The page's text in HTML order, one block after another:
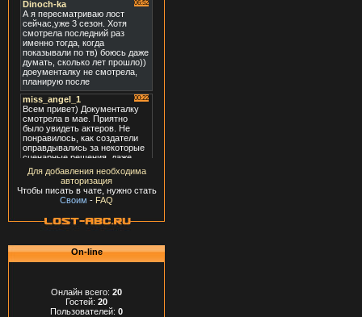
Для добавления необходима
авторизация
Чтобы писать в чате, нужно стать
Своим - FAQ
On-line
Онлайн всего: 20
Гостей: 20
Пользователей: 0